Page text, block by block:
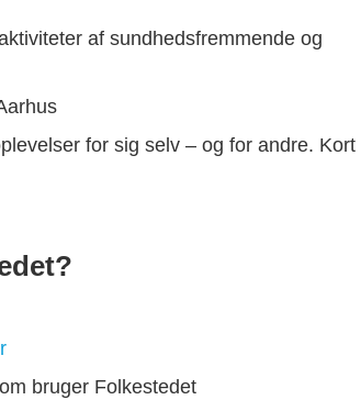
af sundhedsfremmende og
for sig selv – og for andre. Kort
bruger Folkestedet